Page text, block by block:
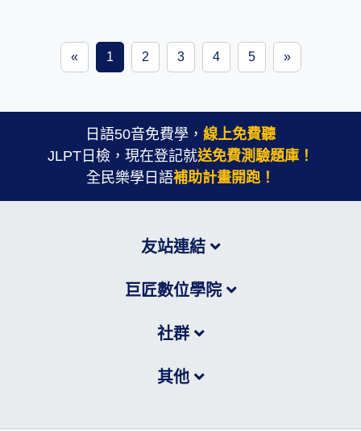
« 1 2 3 4 5 »
日語50音免費學， 線上免費聽
JLPT日檢，現在登記就送免費測驗題庫！
全民樂學日語補助計畫開跑！
友站連結
巨匠數位學院
社群
其他